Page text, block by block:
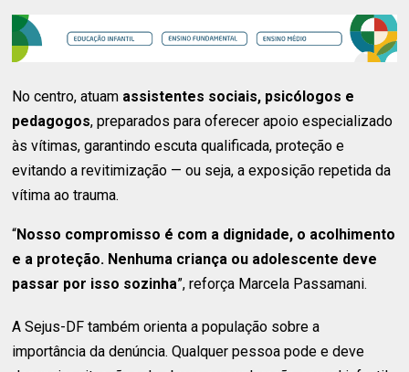
No centro, atuam assistentes sociais, psicólogos e
pedagogos, preparados para oferecer apoio especializado
às vítimas, garantindo escuta qualificada, proteção e
evitando a revitimização — ou seja, a exposição repetida da
vítima ao trauma.
“Nosso compromisso é com a dignidade, o acolhimento
e a proteção. Nenhuma criança ou adolescente deve
passar por isso sozinha”, reforça Marcela Passamani.
A Sejus-DF também orienta a população sobre a
importância da denúncia. Qualquer pessoa pode e deve